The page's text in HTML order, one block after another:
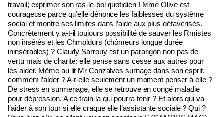
travail; exprimer son ras-le-bol quotidien ! Mme Olive est
courageuse parce qu’elle dénonce les faiblesses du système
social et montre ses limites dans l’aide aux plus défavorisés.
Concrètement y a-t-il toujours possibilité de sauver les Rmistes
non insérés et les Chmoldurs (chômeurs longue durée
ininsérables) ? Claudy Sarrouy est un parangon non pas de
vertu mais de charité: elle pense sans cesse aux autres pour
les aider. Même au lit Mr Conzalves surnage dans son esprit,
comment l’aider ? A-t-elle seulement un moment penser à elle ?
De stress en surmenage, elle se retrouve en congé maladie
pour dépression. A ce train la qui pourra tenir ? Et alors qui va
l’aider à son tour si elle craque elle l’assistante sociale ? Qui ?